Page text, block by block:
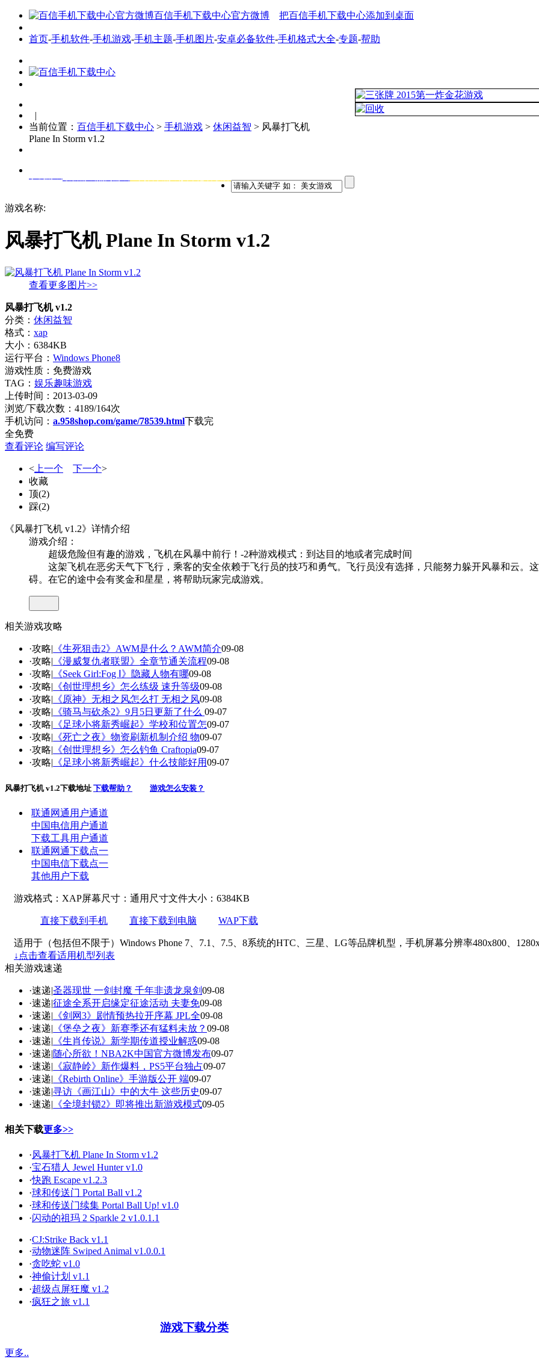
百信手机下载中心官方微博 把百信手机下载中心添加到桌面
首页-手机软件-手机游戏-手机主题-手机图片-安卓必备软件-手机格式大全-专题-帮助
|
当前位置： 百信手机下载中心 > 手机游戏 > 休闲益智 > 风暴打飞机
Plane In Storm v1.2
游戏名称:
风暴打飞机 Plane In Storm v1.2
查看更多图片>>
风暴打飞机 v1.2
分类： 休闲益智
格式： xap
大小：6384KB
运行平台： Windows Phone8
游戏性质：免费游戏
TAG： 娱乐趣味游戏
上传时间：2013-03-09
浏览/下载次数：4189/164次
手机访问： a.958shop.com/game/78539.html下载完
全免费
查看评论 编写评论
< 上一个 下一个>
收藏
顶(2)
踩(2)
《风暴打飞机 v1.2》详情介绍
游戏介绍：
超级危险但有趣的游戏，飞机在风暴中前行！-2种游戏模式：到达目的地或者完成时间
这架飞机在恶劣天气下飞行，乘客的安全依赖于飞行员的技巧和勇气。飞行员没有选择，只能努力躲开风暴和云。
碍。在它的途中会有奖金和星星，将帮助玩家完成游戏。
相关游戏攻略
·攻略| 《生死狙击2》AWM是什么？AWM简介09-08
·攻略| 《漫威复仇者联盟》全章节通关流程09-08
·攻略| 《Seek Girl:Fog Ⅰ》隐藏人物有哪09-08
·攻略| 《创世理想乡》怎么练级 速升等级09-08
·攻略| 《原神》无相之风怎么打 无相之风09-08
·攻略| 《骑马与砍杀2》9月5日更新了什么 09-07
·攻略| 《足球小将新秀崛起》学校和位置怎09-07
·攻略| 《死亡之夜》物资刷新机制介绍 物09-07
·攻略| 《创世理想乡》怎么钓鱼 Craftopia09-07
·攻略| 《足球小将新秀崛起》什么技能好用09-07
风暴打飞机 v1.2下载地址 下载帮助？ 游戏怎么安装？
联通网通用户通道
中国电信用户通道
下载工具用户通道
联通网通下载点一
中国电信下载点一
其他用户下载
游戏格式：XAP屏幕尺寸：通用尺寸文件大小：6384KB
直接下载到手机 直接下载到电脑 WAP下载
适用于（包括但不限于）Windows Phone 7、7.1、7.5、8系统的HTC、三星、LG等品牌机型，手机屏幕分辨率480x800、
↓点击查看适用机型列表
相关游戏速递
·速递|圣器现世 一剑封魔 千年非遗龙泉剑09-08
·速递|征途全系开启缘定征途活动 夫妻免09-08
·速递| 《剑网3》剧情预热拉开序幕 JPL全09-08
·速递| 《堡垒之夜》新赛季还有猛料未放？ 09-08
·速递| 《生肖传说》新学期传道授业解惑09-08
·速递|随心所欲！NBA2K中国官方微博发布09-07
·速递| 《寂静岭》新作爆料，PS5平台独占09-07
·速递| 《Rebirth Online》手游版公开 端09-07
·速递|寻访《画江山》中的大牛 这些历史09-07
·速递| 《全境封锁2》即将推出新游戏模式09-05
相关下载更多>>
·风暴打飞机 Plane In Storm v1.2
·宝石猎人 Jewel Hunter v1.0
·快跑 Escape v1.2.3
·球和传送门 Portal Ball v1.2
·球和传送门续集 Portal Ball Up! v1.0
·闪动的祖玛 2 Sparkle 2 v1.0.1.1
·CJ:Strike Back v1.1
·动物迷阵 Swiped Animal v1.0.0.1
·贪吃蛇 v1.0
·神偷计划 v1.1
·超级点屏狂魔 v1.2
·疯狂之旅 v1.1
游戏下载分类
更多..